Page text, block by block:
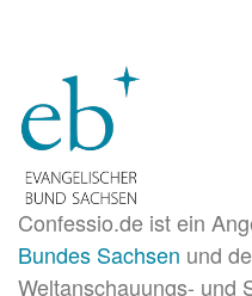
Confessio.de ist ein
Bundes Sachsen und
Weltanschauungs- und